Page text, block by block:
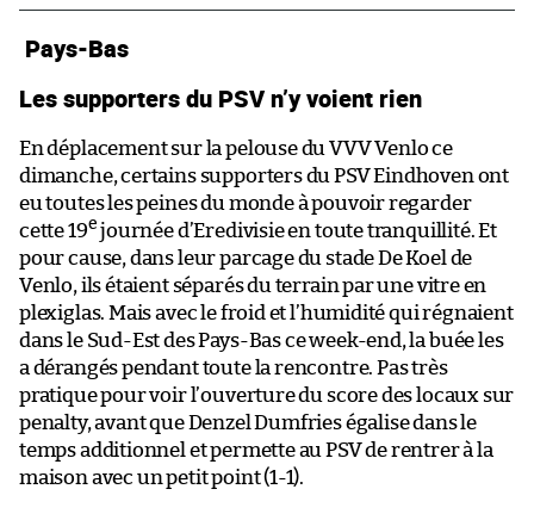
Pays-Bas
Les supporters du PSV n’y voient rien
En déplacement sur la pelouse du VVV Venlo ce
dimanche, certains supporters du PSV Eindhoven ont
eu toutes les peines du monde à pouvoir regarder
cette 19e journée d’Eredivisie en toute tranquillité. Et
pour cause, dans leur parcage du stade De Koel de
Venlo, ils étaient séparés du terrain par une vitre en
plexiglas. Mais avec le froid et l’humidité qui régnaient
dans le Sud-Est des Pays-Bas ce week-end, la buée les
a dérangés pendant toute la rencontre. Pas très
pratique pour voir l’ouverture du score des locaux sur
penalty, avant que Denzel Dumfries égalise dans le
temps additionnel et permette au PSV de rentrer à la
maison avec un petit point (1-1).